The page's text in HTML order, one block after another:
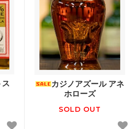
カジノアズール アネ
ホローズ
SOLD OUT